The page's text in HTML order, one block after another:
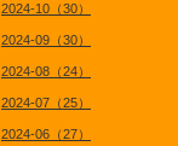
2024-10（30）
2024-09（30）
2024-08（24）
2024-07（25）
2024-06（27）